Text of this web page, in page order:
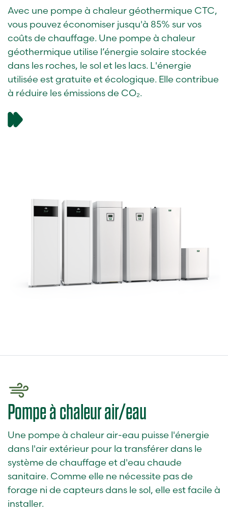
Avec une pompe à chaleur géothermique CTC,
vous pouvez économiser jusqu'à 85% sur vos
coûts de chauffage. Une pompe à chaleur
géothermique utilise l’énergie solaire stockée
dans les roches, le sol et les lacs. L'énergie
utilisée est gratuite et écologique. Elle contribue
à réduire les émissions de CO₂.
Pompe à chaleur air/eau
Une pompe à chaleur air-eau puisse l'énergie
dans l'air extérieur pour la transférer dans le
système de chauffage et d'eau chaude
sanitaire. Comme elle ne nécessite pas de
forage ni de capteurs dans le sol, elle est facile à
installer.